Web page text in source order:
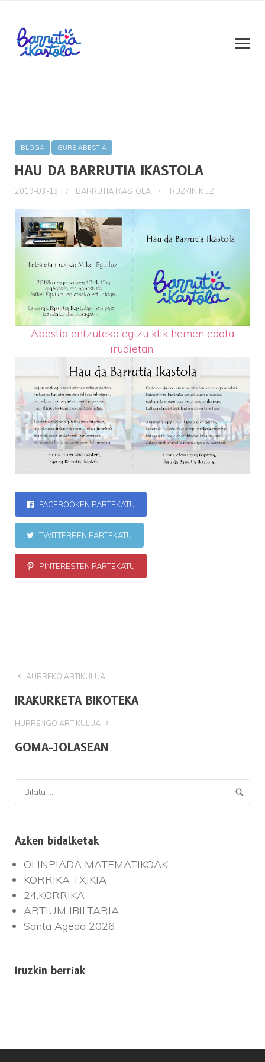
BLOGA GURE ABESTIA
HAU DA BARRUTIA IKASTOLA
2019-03-13 BARRUTIA IKASTOLA IRUZKINIK EZ
Abestia entzuteko egizu klik hemen edota
irudietan.
FACEBOOKEN PARTEKATU
TWITTERREN PARTEKATU
PINTERESTEN PARTEKATU
AURREKO ARTIKULUA
IRAKURKETA BIKOTEKA
HURRENGO ARTIKULUA
GOMA-JOLASEAN
Azken bidalketak
OLINPIADA MATEMATIKOAK
KORRIKA TXIKIA
24.KORRIKA
ARTIUM IBILTARIA
Santa Ageda 2026
Iruzkin berriak